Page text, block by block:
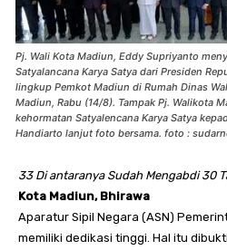
Pj. Wali Kota Madiun, Eddy Supriyanto
Satyalancana Karya Satya dari Presiden
lingkup Pemkot Madiun di Rumah Dinas
Madiun, Rabu (14/8). Tampak Pj. Walikota
kehormatan Satyalencana Karya Satya
Handiarto lanjut foto bersama. foto :
33 Di antaranya Sudah Mengabdi 30
Kota Madiun, Bhirawa
Aparatur Sipil Negara (ASN)
memiliki dedikasi tinggi. Hal itu